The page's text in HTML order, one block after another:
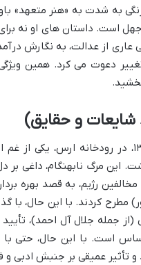
به شدت به «هنر متعهد»
جهل است. داستان های او نه
از عدالت، به نگارش
دعوت می کرد. همین
شایعات و حقایق)
مرگ صمد بهرنگی در نهم شهریور ۱۳۴۷، در
است. او تنها ۲۹ سال داشت. این مرگ
رژیم، به قصد بهره
مطرح کردند. با این حال، با
(از جمله جلال آل احمد)،
است. با این حال، حتی
و تأثیر عمیقی بر جنبش ادبی